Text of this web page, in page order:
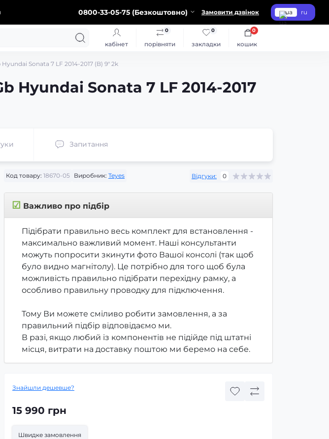
0800-33-05-75 (Безкоштовно) Замовити дзвінок ua ru
кабінет порівняти
0
закладки
0
кошик
0
Sonata 7 LF 2014-2017 (B) 9" 2k
Hyundai Sonata 7 LF 2014-2017
Запитання
Код товару: 18670-05 Виробник: Teyes Відгуки: 0
☑ Важливо про підбір
Підібрати правильно весь комплект для встановлення -
максимально важливий момент. Наші консультанти
можуть попросити зкинути фото Вашої консолі (так щоб
було видно магнітолу). Це потрібно для того щоб була
можливість правильно підібрати перехідну рамку, а
особливо правильну проводку для підключення.
Тому Ви можете сміливо робити замовлення, а за
правильний підбір відповідаємо ми.
В разі, якщо любий із компонентів не підійде під штатні
місця, витрати на доставку поштою ми беремо на себе.
Знайшли дешевше?
15 990 грн
Швидке замовлення